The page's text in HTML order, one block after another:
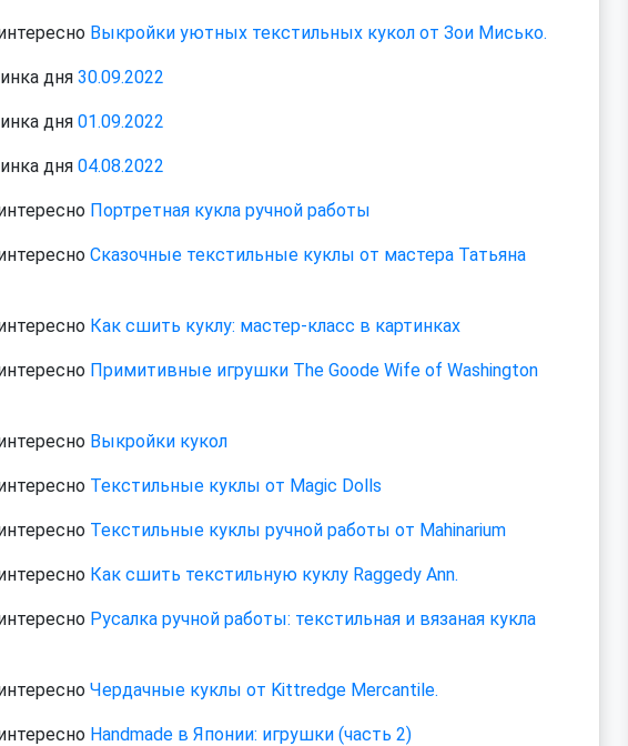
Выкройки уютных текстильных кукол от Зои Мисько.
дня 30.09.2022
дня 01.09.2022
дня 04.08.2022
Портретная кукла ручной работы
Сказочные текстильные куклы от мастера Татьяна
Как сшить куклу: мастер-класс в картинках
Примитивные игрушки The Goode Wife of Washington
Выкройки кукол
Текстильные куклы от Magic Dolls
Текстильные куклы ручной работы от Mahinarium
Как сшить текстильную куклу Raggedy Ann.
Русалка ручной работы: текстильная и вязаная кукла
Чердачные куклы от Kittredge Mercantile.
Handmade в Японии: игрушки (часть 2)